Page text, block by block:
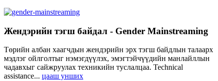
Жендэрийн тэгш байдал - Gender Mainstreaming
Төрийн албан хаагчдын жендэрийн эрх тэгш байдлын талаарх
мэдлэг ойлголтыг нэмэгдүүлэх, эмэгтэйчүүдийн манлайллын
чадавхыг сайжруулах техникийн туслалцаа. Technical
assistance... цааш унших